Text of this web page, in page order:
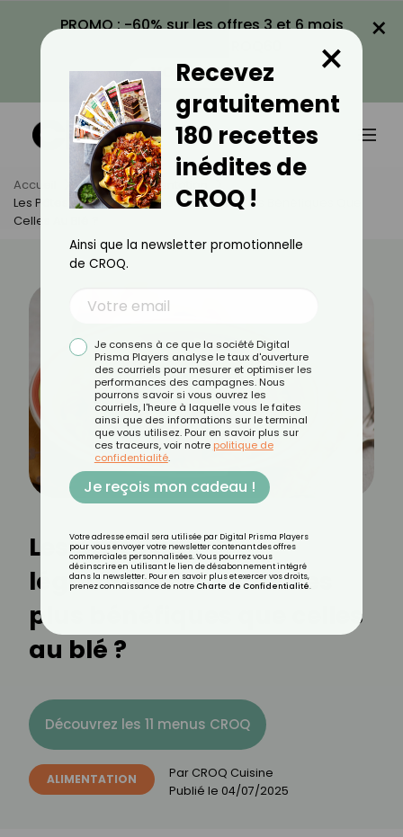
PROMO : -60% sur les offres 3 et 6 mois
VOIR LA PROMO
×
Accueil Actus
Alimentation
Les Pâtes Aux Légumineuses Sont-Eles Plus Bénéfiques Que
Celles Au Blé ?
Les pâtes aux
légumineuses sont-eles
plus bénéfiques que celles
au blé ?
Découvrez les 11 menus CROQ
ALIMENTATION Par CROQ Cuisine
Publié le 04/07/2025
Recevez
gratuitement
180 recettes
inédites de
CROQ !
×
Ainsi que la newsletter promotionnelle
de CROQ.
Je consens à ce que la société Digital
Prisma Players analyse le taux d'ouverture
des courriels pour mesurer et optimiser les
performances des campagnes. Nous
pourrons savoir si vous ouvrez les
courriels, l'heure à laquelle vous le faites
ainsi que des informations sur le terminal
que vous utilisez. Pour en savoir plus sur
ces traceurs, voir notre politique de
confidentialité.
Je reçois mon cadeau !
Votre adresse email sera utilisée par Digital Prisma Players
pour vous envoyer votre newsletter contenant des offres
commerciales personnalisées. Vous pourrez vous
désinscrire en utilisant le lien de désabonnement intégré
dans la newsletter. Pour en savoir plus et exercer vos droits,
prenez connaissance de notre Charte de Confidentialité.